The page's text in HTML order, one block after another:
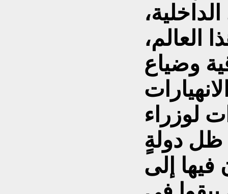
العالم،
وضياع
لوزراء
ظل دولةٍ
إلى